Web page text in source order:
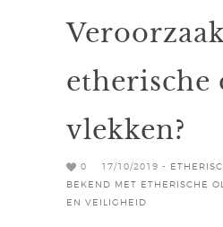
etherische
vlekken?
0 17/10/2019 -
BEKEND MET ETHERISCHE
EN VEILIGHEID